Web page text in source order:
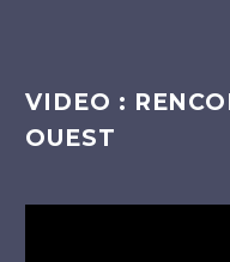
VIDEO :
OUEST